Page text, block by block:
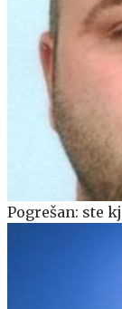
Pogrešan: ste